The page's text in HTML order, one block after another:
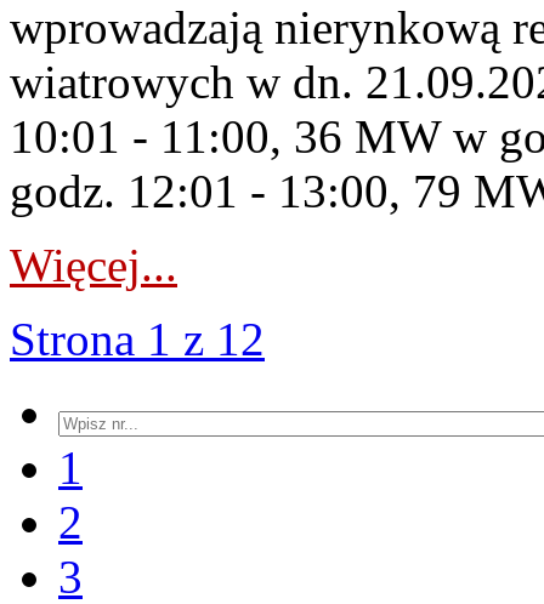
wprowadzają nierynkową
wiatrowych w dn.
10:01 - 11:00, 36 MW w
godz. 12:01 - 13:00, 79
Więcej...
Strona 1 z 12
1
2
3